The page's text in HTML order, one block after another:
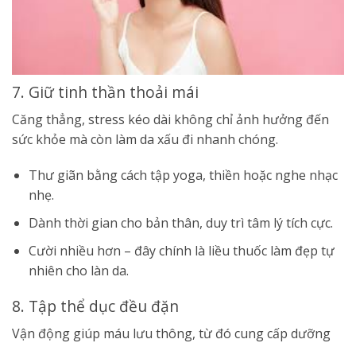
7. Giữ tinh thần thoải mái
Căng thẳng, stress kéo dài không chỉ ảnh hưởng đến
sức khỏe mà còn làm da xấu đi nhanh chóng.
Thư giãn bằng cách tập yoga, thiền hoặc nghe nhạc
nhẹ.
Dành thời gian cho bản thân, duy trì tâm lý tích cực.
Cười nhiều hơn – đây chính là liều thuốc làm đẹp tự
nhiên cho làn da.
8. Tập thể dục đều đặn
Vận động giúp máu lưu thông, từ đó cung cấp dưỡng